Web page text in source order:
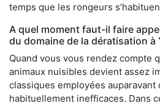
temps que les rongeurs
A quel moment faut-il faire
du domaine de la dératisation à
Quand vous vous rendez compte
animaux nuisibles devient assez
classiques employées auparavant
habituellement inefficaces. Dans